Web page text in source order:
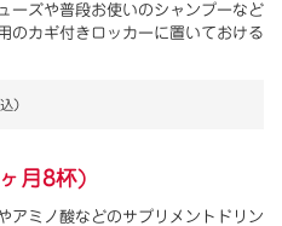
ーズや普段お使いのシャンプーなど
のカギ付きロッカーに置いておける
）
月8杯)
アミノ酸などのサプリメントドリン